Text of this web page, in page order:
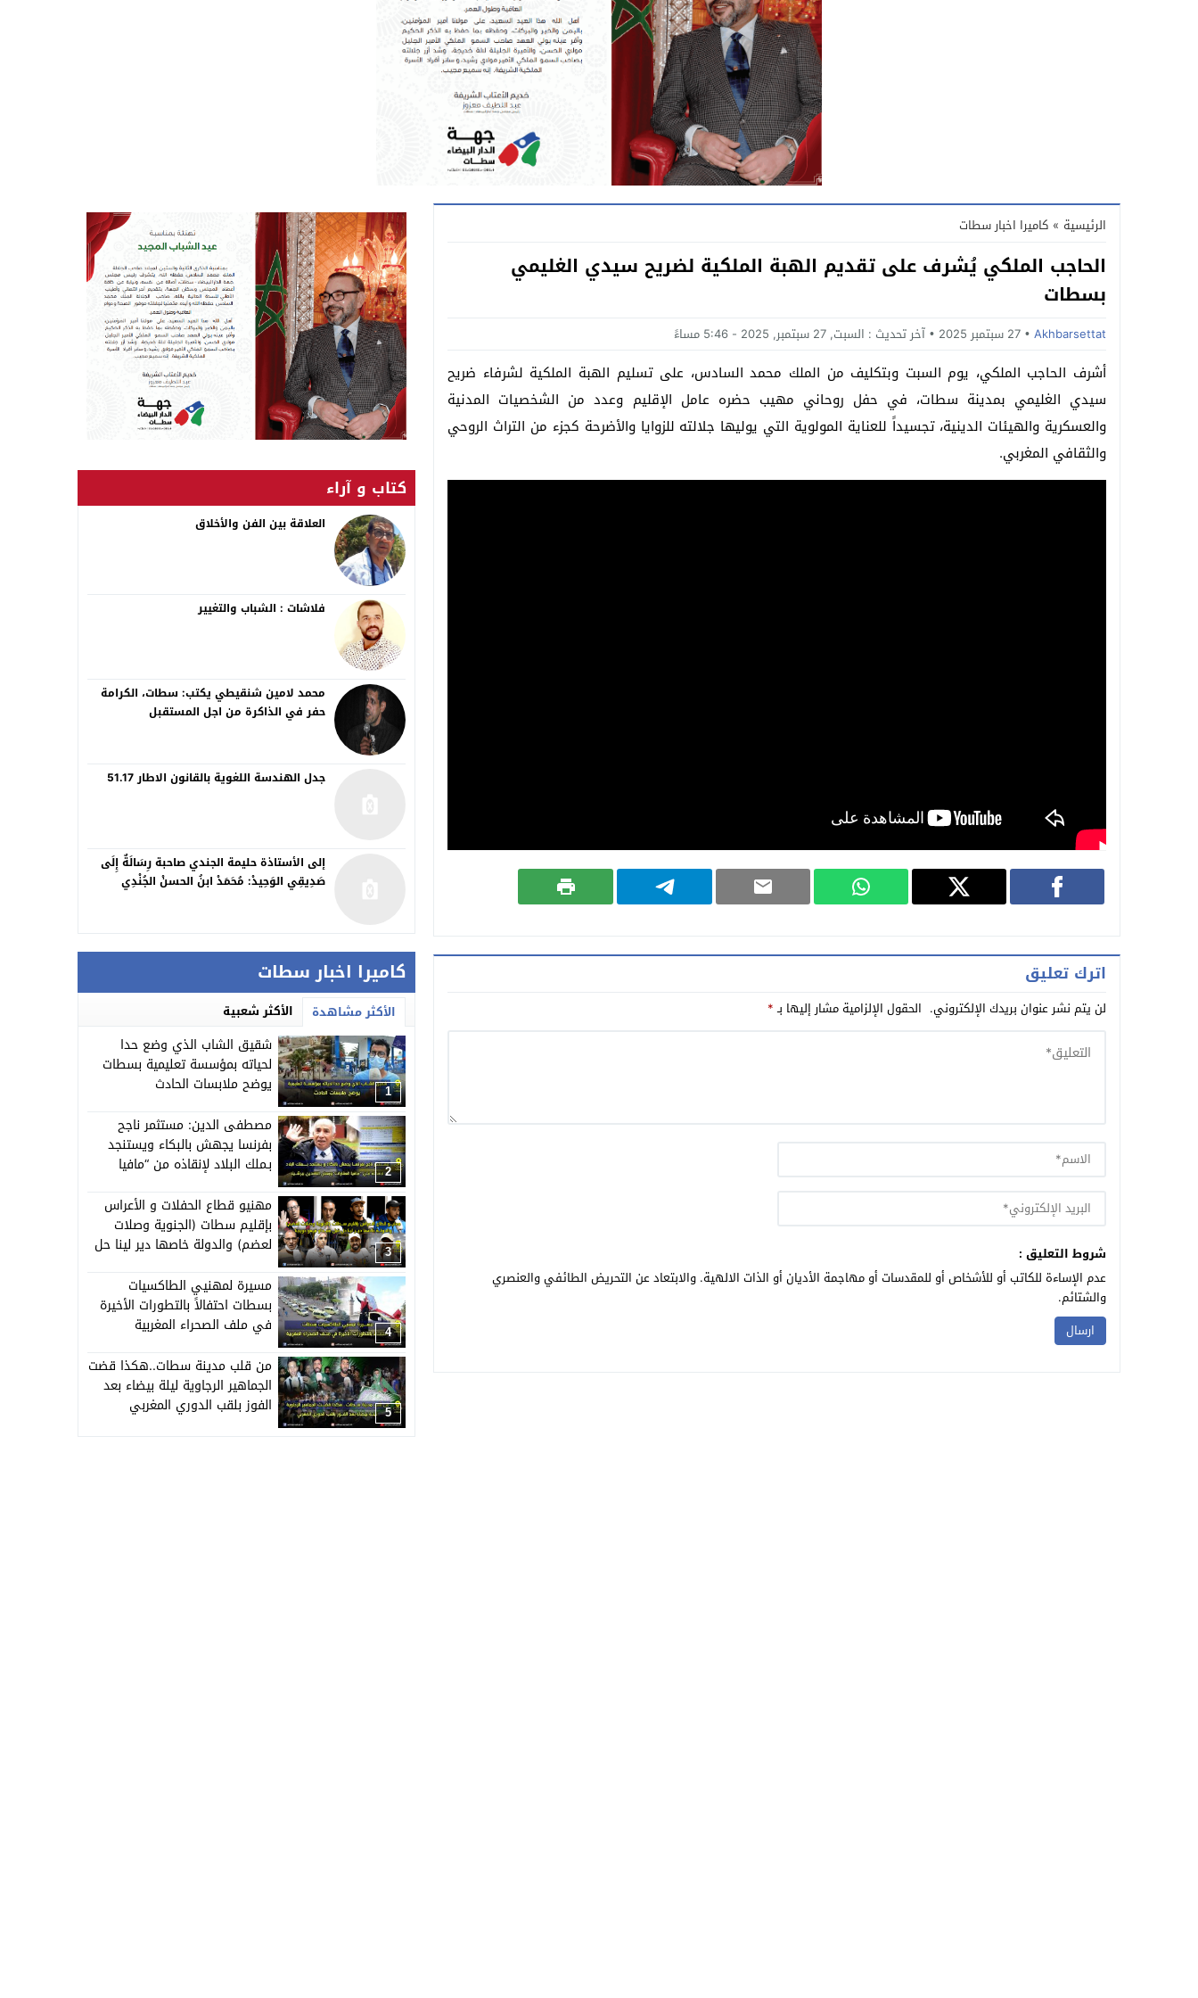
الرئيسية » كاميرا اخبار سطات
الحاجب الملكي يُشرف على تقديم الهبة الملكية لضريح سيدي الغليمي
بسطات
Akhbarsettat 27 سبتمبر 2025 آخر تحديث : السبت, 27 سبتمبر, 2025 - 5:46 مساءً
أشرف الحاجب الملكي، يوم السبت وبتكليف من الملك محمد السادس، على تسليم الهبة الملكية لشرفاء ضريح
سيدي الغليمي بمدينة سطات، في حفل روحاني مهيب حضره عامل الإقليم وعدد من الشخصيات المدنية
والعسكرية والهيئات الدينية، تجسيداً للعناية المولوية التي يوليها جلالته للزوايا والأضرحة كجزء من التراث الروحي
والثقافي المغربي.
اترك تعليق
لن يتم نشر عنوان بريدك الإلكتروني. الحقول الإلزامية مشار إليها بـ*
شروط التعليق :
عدم الإساءة للكاتب أو للأشخاص أو للمقدسات أو مهاجمة الأديان أو الذات الالهية. والابتعاد عن التحريض الطائفي والعنصري
والشتائم.
كاميرا اخبار سطات
الأكثر مشاهدة الأكثر شعبية
1
شقيق الشاب الذي وضع حدا
لحياته بمؤسسة تعليمية بسطات
يوضح ملابسات الحادث
2
مصطفى الدين: مستثمر ناجح
بفرنسا يجهش بالبكاء ويستنجد
بـملك البلاد لإنقاذه من “مافيا
3
مهنيو قطاع الحفلات و الأعراس
بإقليم سطات (الجنوية وصلات
لعضم) والدولة خاصها دير لينا حل
4
مسيرة لمهنيي الطاكسيات
بسطات احتفالاً بالتطورات الأخيرة
في ملف الصحراء المغربية
5
من قلب مدينة سطات..هكذا قضت
الجماهير الرجاوية ليلة بيضاء بعد
الفوز بلقب الدوري المغربي
كتاب و آراء
العلاقة بين الفن والأخلاق
فلاشات : الشباب والتغيير
محمد لامين شنقيطي يكتب: سطات، الكرامة
حفر في الذاكرة من اجل المستقبل
جدل الهندسة اللغوية بالقانون الاطار 51.17
إلى الأستاذة حليمة الجندي صاحبة رِسَالَةٌ إِلَى
صَدِيقِي الوَحِيدْ: مُحَمَدْ ابنُ الحسنْ الجُنْدِي